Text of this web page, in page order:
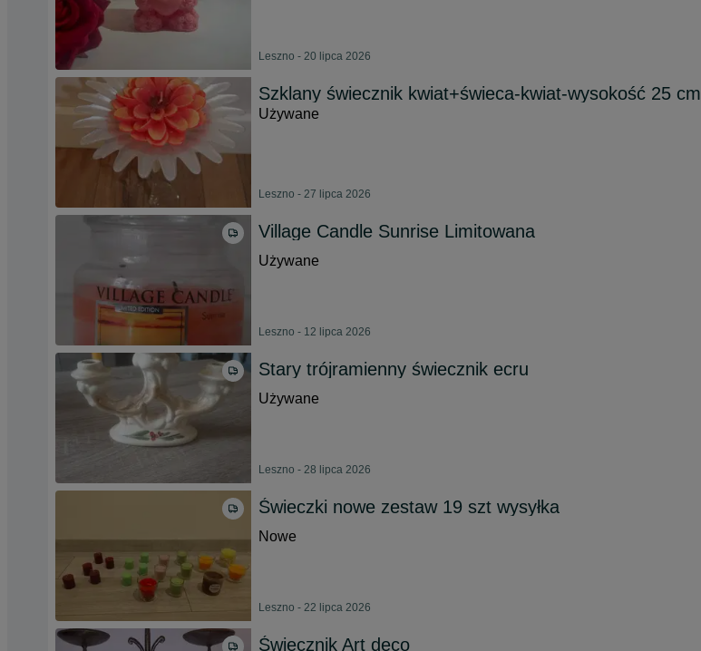
Leszno - 20 lipca 2026
Szklany świecznik kwiat+świeca-kwiat-wysokość 25 cm
Używane
Leszno - 27 lipca 2026
Village Candle Sunrise Limitowana
Używane
Leszno - 12 lipca 2026
Stary trójramienny świecznik ecru
Używane
Leszno - 28 lipca 2026
Świeczki nowe zestaw 19 szt wysyłka
Nowe
Leszno - 22 lipca 2026
Świecznik Art deco